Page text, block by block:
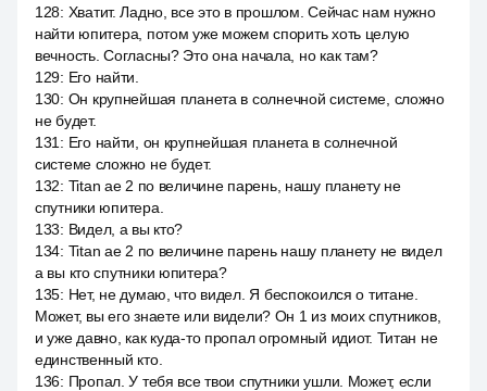
128: Хватит. Ладно, все это в прошлом. Сейчас нам нужно
найти юпитера, потом уже можем спорить хоть целую
вечность. Согласны? Это она начала, но как там?
129: Его найти.
130: Он крупнейшая планета в солнечной системе, сложно
не будет.
131 : Его найти, он крупнейшая планета в солнечной
системе сложно не будет.
132: Titan ae 2 по величине парень, нашу планету не
спутники юпитера.
133: Видел, а вы кто?
134: Titan ae 2 по величине парень нашу планету не видел
а вы кто спутники юпитера?
135: Нет, не думаю, что видел. Я беспокоился о титане.
Может, вы его знаете или видели? Он 1 из моих спутников,
и уже давно, как куда-то пропал огромный идиот. Титан не
единственный кто.
136: Пропал. У тебя все твои спутники ушли. Может, если